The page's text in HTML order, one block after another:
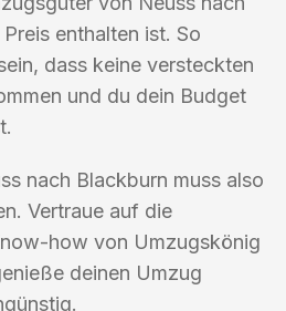
enthalten ist. So
dass keine versteckten
und du dein Budget
nach Blackburn muss also
Vertraue auf die
how von Umzugskönig
deinen Umzug